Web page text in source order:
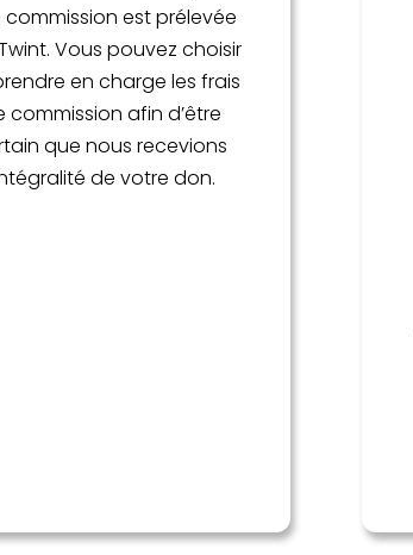
commission est prélevée
Vous pouvez choisir
en charge les frais
commission afin d’être
que nous recevions
de votre don.